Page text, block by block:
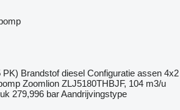
PK) Brandstof diesel Configuratie assen 4x2
Zoomlion ZLJ5180THBJF, 104 m3/u
279,996 barAandrijvingstype